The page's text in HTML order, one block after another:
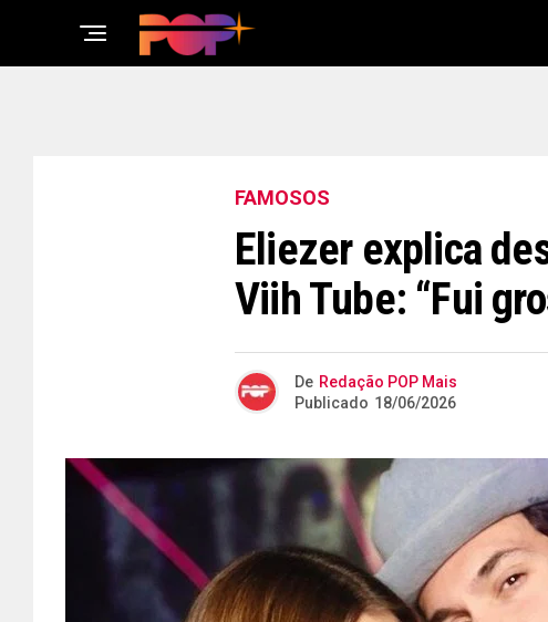
FAMOSOS
Eliezer explica
Viih Tube: “Fui
De Redação POP Mais
Publicado 18/06/2026